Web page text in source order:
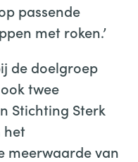
passende
met roken.’
de doelgroep
twee
Stichting Sterk
het
meerwaarde van